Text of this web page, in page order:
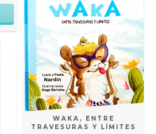
WAKA, ENTRE
TRAVESURAS Y LÍMITES